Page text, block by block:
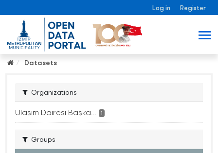
Log in Register
Datasets
Organizations
Ulaşım Dairesi Başka... 1
Groups